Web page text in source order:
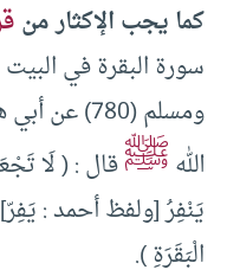
كما يجب الإكثار من
ومسلم
اللهﷺقال : ( لَا
يَنْفِرُ [ولفظ أحمد :
الْبَقَرَةِ ).